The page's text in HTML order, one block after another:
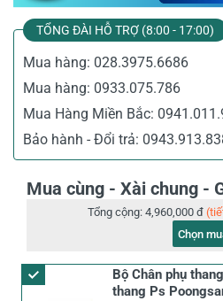
TỔNG ĐÀI HỖ TRỢ (8:00 - 17:00)
Mua hàng: 028.3975.6686
Mua hàng: 0933.075.786
Mua Hàng Miền Bắc:
Bảo hành - Đổi trả:
Mua cùng - Xài chung -
Tổng cộng: 4,960,000 đ
Chọn
Bộ Chân phụ
thang Ps